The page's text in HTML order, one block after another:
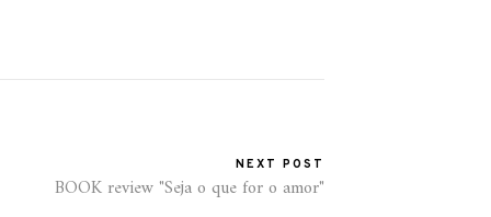
NEXT POST
BOOK review "Seja o que for o amor"